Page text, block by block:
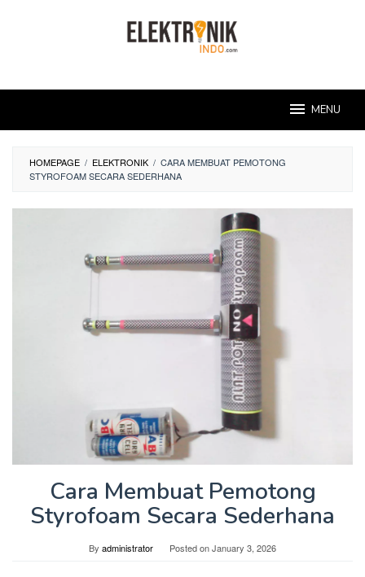
MENU
HOMEPAGE / ELEKTRONIK / CARA MEMBUAT PEMOTONG
STYROFOAM SECARA SEDERHANA
Cara Membuat Pemotong
Styrofoam Secara Sederhana
By administrator Posted onJanuary 3, 2026